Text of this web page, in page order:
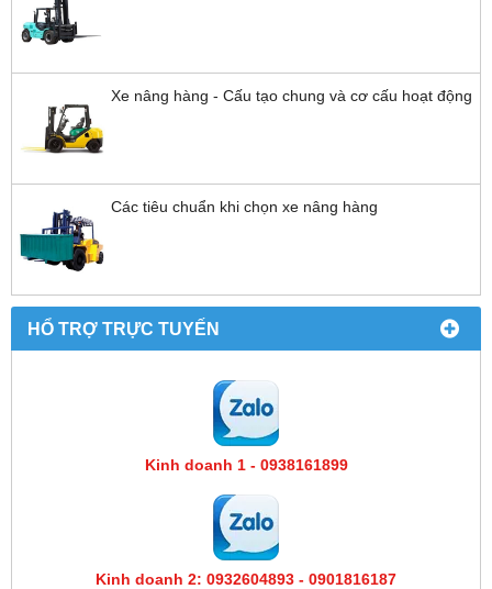
Xe nâng hàng - Cấu tạo chung và cơ cấu hoạt động
Các tiêu chuẩn khi chọn xe nâng hàng
HỔ TRỢ TRỰC TUYẾN
Kinh doanh 1 - 0938161899
Kinh doanh 2: 0932604893 - 0901816187